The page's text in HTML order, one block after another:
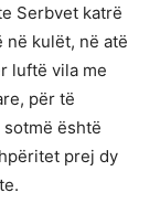
Serbvet katrë
në kulët, në atë
luftë vila me
për të
është
prej dy